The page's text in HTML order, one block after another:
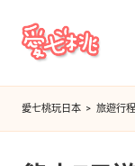
Skip
愛
七
桃
愛七桃玩日本 > 旅遊行程